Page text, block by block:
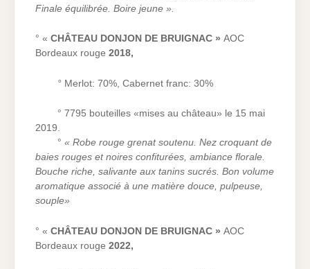
Finale équilibrée. Boire jeune ».
° « CHÂTEAU DONJON DE BRUIGNAC » AOC
Bordeaux rouge 2018,
° Merlot: 70%, Cabernet franc: 30%
° 7795 bouteilles «mises au château» le 15 mai
2019.
° « Robe rouge grenat soutenu. Nez croquant de
baies rouges et noires confiturées, ambiance florale.
Bouche riche, salivante aux tanins sucrés. Bon volume
aromatique associé à une matière douce, pulpeuse,
souple»
° « CHÂTEAU DONJON DE BRUIGNAC » AOC
Bordeaux rouge 2022,